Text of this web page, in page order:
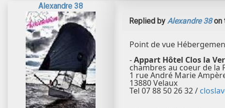
Alexandre 38
Replied by Alexandre 38on
Point de vue
-Appart Hôtel Clos la
chambres au coeur de la
1 rue André Marie
13880 Velaux
Tel 07 88 50 26 32 /